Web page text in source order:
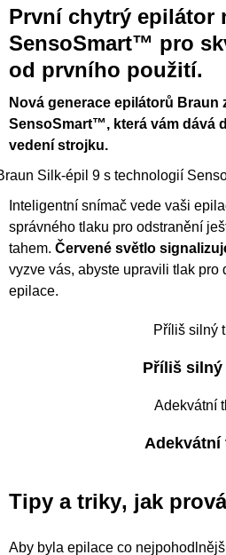
První chytrý epilátor
SensoSmart™ pro
od prvního použití.
Nová generace epilátorů
SensoSmart™, která vám dává
vedení strojku.
Silk-épil 9 s technologií
Inteligentní snímač vede vaši
správného tlaku pro odstranění
tahem. Červené světlo
vyzve vás, abyste upravili tlak
epilace.
Příliš silný
Příliš silný
Adekvátní
Adekvátní
Tipy a triky, jak
Aby byla epilace co